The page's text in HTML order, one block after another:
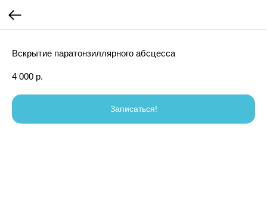
Вскрытие паратонзиллярного абсцесса
4 000 р.
Записаться!